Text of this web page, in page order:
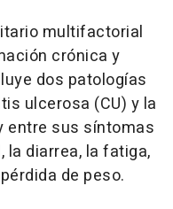
multifactorial
crónica y
dos patologías
ulcerosa (CU) y la
entre sus síntomas
la diarrea, la fatiga,
de peso.